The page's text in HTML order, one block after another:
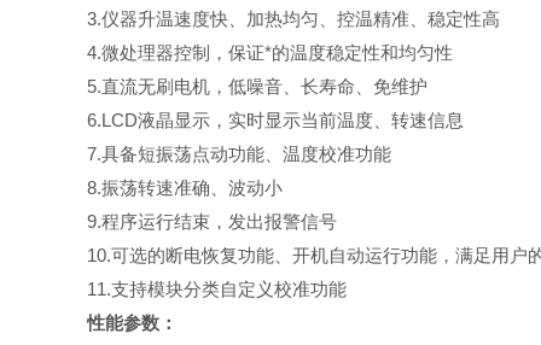
3.仪器升温速度快、加热均匀、控温精准、稳定性高
4.微处理器控制，保证*的温度稳定性和均匀性
5.直流无刷电机，低噪音、长寿命、免维护
6.LCD液晶显示，实时显示当前温度、转速信息
7.具备短振荡点动功能、温度校准功能
8.振荡转速准确、波动小
9.程序运行结束，发出报警信号
10.可选的断电恢复功能、开机自动运行功能，满足用户
11.支持模块分类自定义校准功能
性能参数 ：